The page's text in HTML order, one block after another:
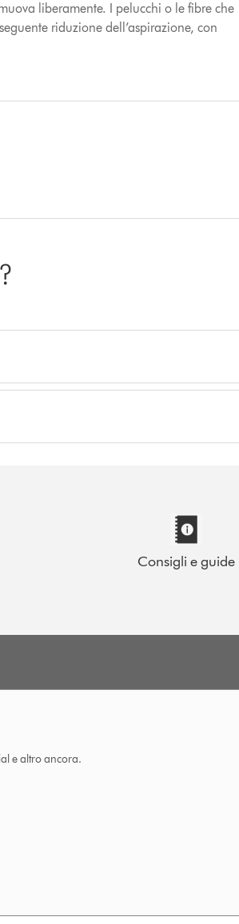
liberamente. I pelucchi o le fibre che
riduzione dell’aspirazione, con
Consigli e guide
e altro ancora.